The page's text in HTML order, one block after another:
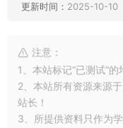
更新时间： 2025-10-10
注意：
1、本站标记“已测试”
2、本站所有资源来源
站长！
3、所提供资料只作为